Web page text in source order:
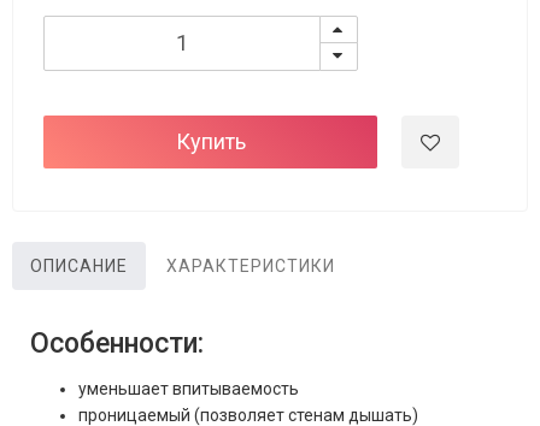
Купить
ОПИСАНИЕ ХАРАКТЕРИСТИКИ
Особенности:
уменьшает впитываемость
проницаемый (позволяет стенам дышать)